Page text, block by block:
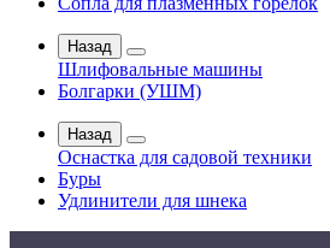
Назад
Шлифовальные машины
Болгарки (УШМ)
Назад
Оснастка для садовой техники
Буры
Удлинители для шнека